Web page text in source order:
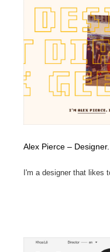
Alex Pierce –
I'm a designer that likes